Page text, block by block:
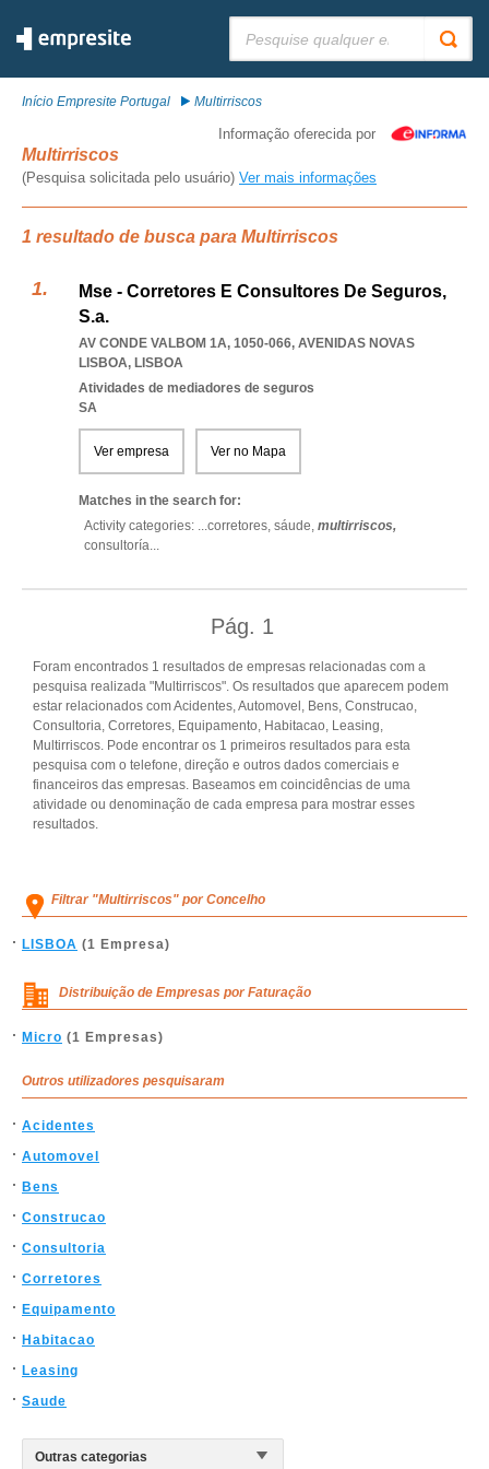
Início Empresite Portugal Multirriscos
Informação oferecida por
Multirriscos
(Pesquisa solicitada pelo usuário) Ver mais informações
1 resultado de busca para Multirriscos
Mse - Corretores E Consultores De Seguros,
S.a.
AV CONDE VALBOM 1A, 1050-066, AVENIDAS NOVAS
LISBOA, LISBOA
Atividades de mediadores de seguros
SA
Ver empresa Ver no Mapa
Matches in the search for:
Activity categories: ...corretores, sáude, multirriscos,
consultoría...
Pág. 1
Foram encontrados 1 resultados de empresas relacionadas com a
pesquisa realizada "Multirriscos". Os resultados que aparecem podem
estar relacionados com Acidentes, Automovel, Bens, Construcao,
Consultoria, Corretores, Equipamento, Habitacao, Leasing,
Multirriscos. Pode encontrar os 1 primeiros resultados para esta
pesquisa com o telefone, direção e outros dados comerciais e
financeiros das empresas. Baseamos em coincidências de uma
atividade ou denominação de cada empresa para mostrar esses
resultados.
Filtrar "Multirriscos" por Concelho
LISBOA (1 Empresa)
Distribuição de Empresas por Faturação
Micro (1 Empresas)
Outros utilizadores pesquisaram
Acidentes
Automovel
Bens
Construcao
Consultoria
Corretores
Equipamento
Habitacao
Leasing
Saude